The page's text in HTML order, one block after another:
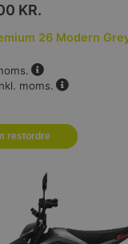
KR.
26 Modern
moms.
restordre